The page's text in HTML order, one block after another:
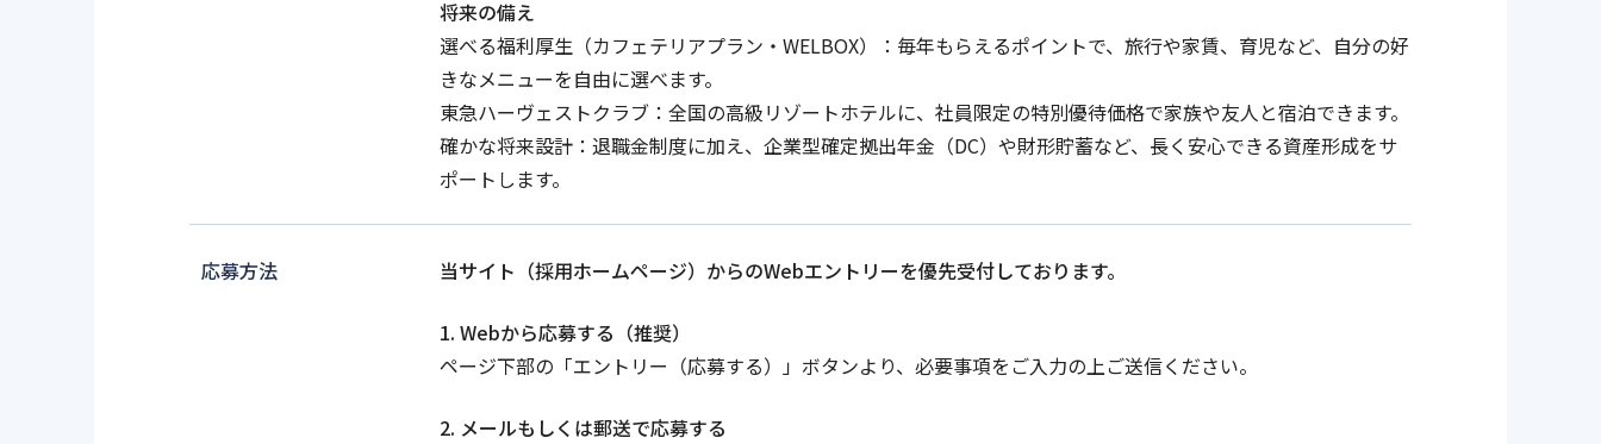
将来の備え
選べる福利厚生（カフェテリアプラン・WELBOX）：毎年もらえるポイントで、旅行や家賃、育児など、自分の好
きなメニューを自由に選べます。
東急ハーヴェストクラブ：全国の高級リゾートホテルに、社員限定の特別優待価格で家族や友人と宿泊できます。
確かな将来設計：退職金制度に加え、企業型確定拠出年金（DC）や財形貯蓄など、長く安心できる資産形成をサ
ポートします。
応募方法 当サイト（採用ホームページ）からのWebエントリーを優先受付しております。
1. Webから応募する（推奨）
ページ下部の「エントリー（応募する）」ボタンより、必要事項をご入力の上ご送信ください。
2. メールもしくは郵送で応募する